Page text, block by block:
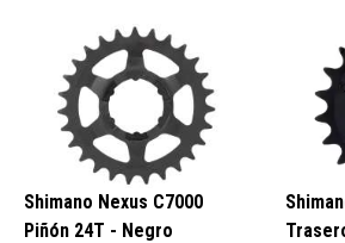
Shimano Nexus C7000
Piñón 24T - Negro